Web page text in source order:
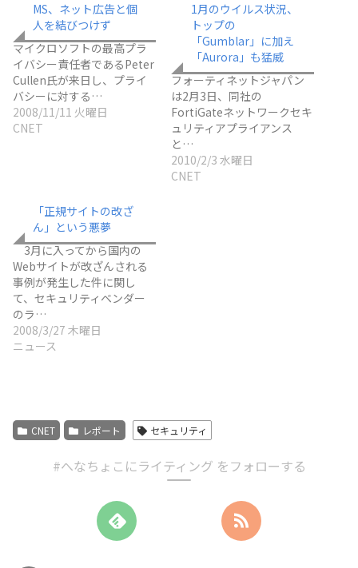
MS、ネット広告と個
人を結びつけず
マイクロソフトの最高プラ
イバシー責任者であるPeter
Cullen氏が来日し、プライ
バシーに対する…
2008/11/11 火曜日
CNET
1月のウイルス状況、
トップの
「Gumblar」に加え
「Aurora」も猛威
フォーティネットジャパン
は2月3日、同社の
FortiGateネットワークセキ
ュリティアプライアンス
と…
2010/2/3 水曜日
CNET
「正規サイトの改ざ
ん」という悪夢
3月に入ってから国内の
Webサイトが改ざんされる
事例が発生した件に関し
て、セキュリティベンダー
のラ…
2008/3/27 木曜日
ニュース
CNET レポート セキュリティ
#へなちょこにライティング をフォローする